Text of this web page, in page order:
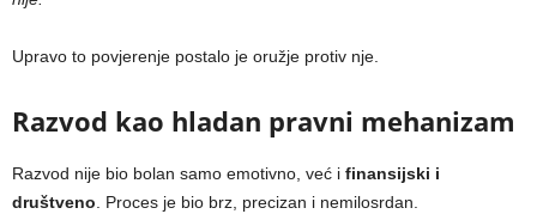
Upravo to povjerenje postalo je oružje protiv nje.
Razvod kao hladan pravni mehanizam
Razvod nije bio bolan samo emotivno, već i finansijski i
društveno. Proces je bio brz, precizan i nemilosrdan.